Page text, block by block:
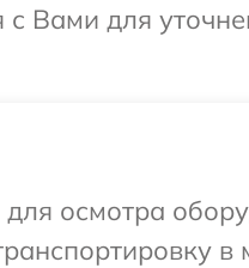
Вами для
осмотра